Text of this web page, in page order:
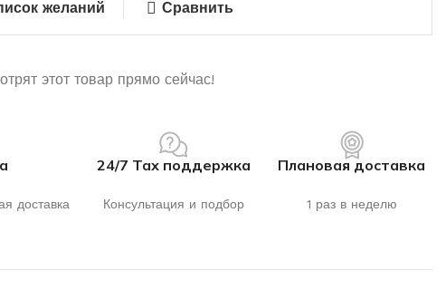
желаний Сравнить
этот товар прямо сейчас!
доставка
24/7 Тах поддержка
Консультация и подбор
Плановая доставка
1 раз в неделю